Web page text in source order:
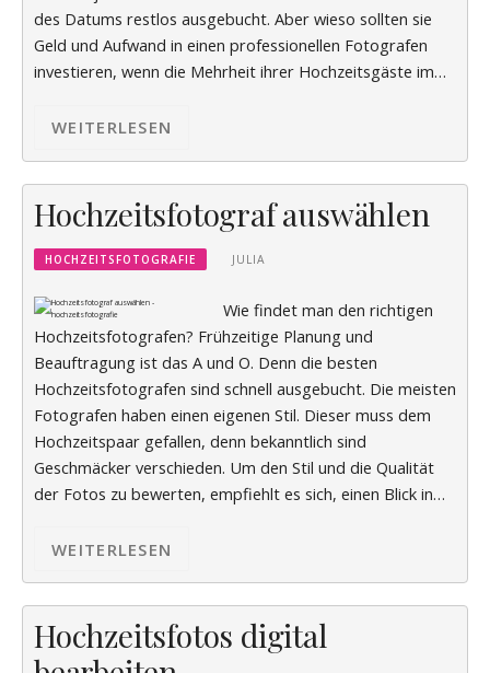
des Datums restlos ausgebucht. Aber wieso sollten sie
Geld und Aufwand in einen professionellen Fotografen
investieren, wenn die Mehrheit ihrer Hochzeitsgäste im…
WEITERLESEN
Hochzeitsfotograf auswählen
HOCHZEITSFOTOGRAFIE JULIA
Wie findet man den richtigen
Hochzeitsfotografen? Frühzeitige Planung und
Beauftragung ist das A und O. Denn die besten
Hochzeitsfotografen sind schnell ausgebucht. Die meisten
Fotografen haben einen eigenen Stil. Dieser muss dem
Hochzeitspaar gefallen, denn bekanntlich sind
Geschmäcker verschieden. Um den Stil und die Qualität
der Fotos zu bewerten, empfiehlt es sich, einen Blick in…
WEITERLESEN
Hochzeitsfotos digital